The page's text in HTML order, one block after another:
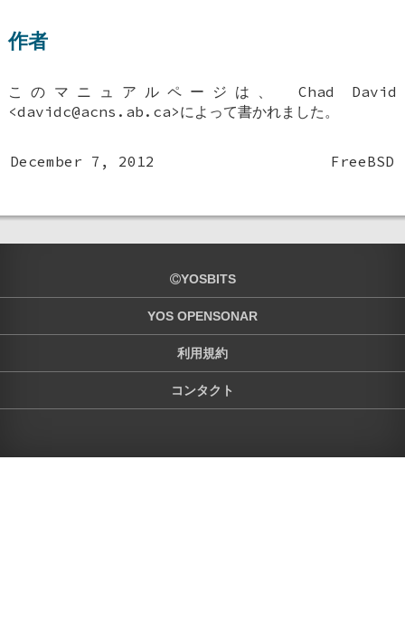
作者
このマニュアルページは、 Chad David
<davidc@acns.ab.ca>によって書かれました。
December 7, 2012 FreeBSD
YOSBITS
YOS OPENSONAR
利用規約
コンタクト